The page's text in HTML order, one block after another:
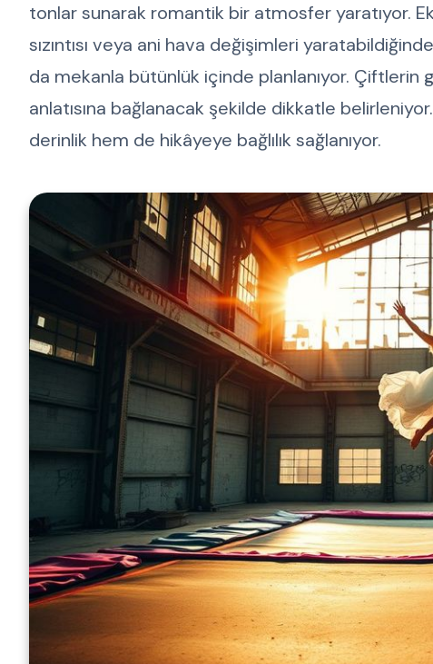
tonlar sunarak romantik bir atmosfer yaratıyor.
sızıntısı veya ani hava değişimleri
da mekanla bütünlük içinde planlanıyor. Çiftlerin
anlatısına bağlanacak şekilde dikkatle
derinlik hem de hikâyeye bağlılık sağlanıyor.